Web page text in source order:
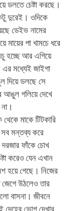
ডলতে চেষ্টা করছে।
দুরেই। ওদিকে
ডেইভ নামের
পা খামচে ধরে
হচ্ছে আর এগিয়ে
এর মধ্যেই জাইগা
দিয়ে ডলছে সে
আঙুল গলিয়ে দেখে
মাকে টিটকারি
মন্তব্য করে
দরজার ফাঁকে চোখ
করেও যেন এখান
হয়ে গেছে। নিজের
উঠলেও তার
বাসনা। জীবনে
দেহের ভোগ দেখার